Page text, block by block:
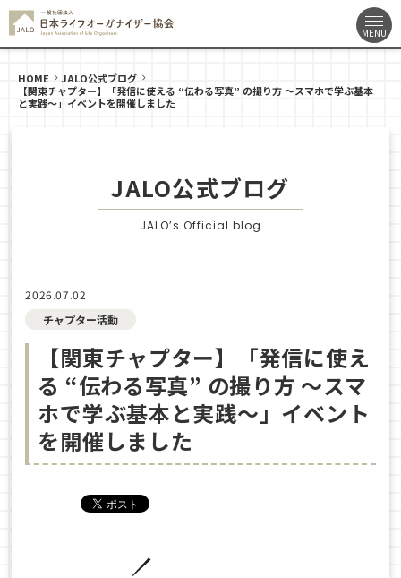
HOME
JALO公式ブログ
【関東チャプター】「発信に使える “伝わる写真” の撮り方 ～スマホで学ぶ基本
と実践～」イベントを開催しました
JALO公式ブログ
JALO’s Official blog
2026.07.02
チャプター活動
【関東チャプター】「発信に使え
る “伝わる写真” の撮り方 ～スマ
ホで学ぶ基本と実践～」イベント
を開催しました